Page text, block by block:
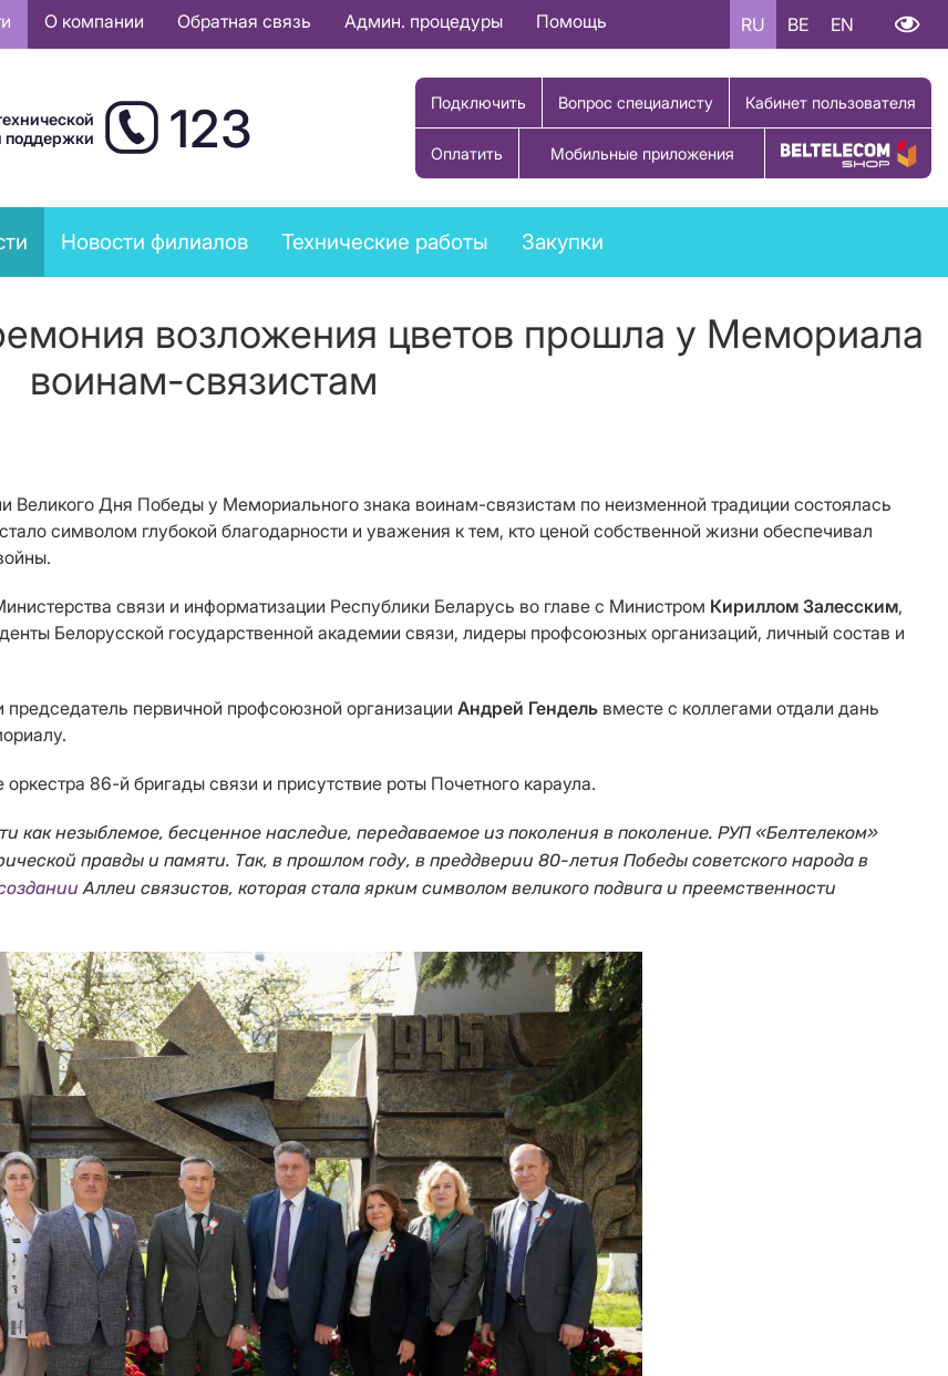
О компании Обратная связь Админ. процедуры Помощь RU BE EN
поддержки
123 Подключить Вопрос специалисту Кабинет пользователя
Оплатить Мобильные приложения Купить товар
Новости филиалов Технические работы Закупки
возложения цветов прошла у Мемориала
воинам-связистам
Великого Дня Победы у Мемориального знака воинам-связистам по неизменной традиции состоялась
символом глубокой благодарности и уважения к тем, кто ценой собственной жизни обеспечивал
связи и информатизации Республики Беларусь во главе с Министром Кириллом Залесским,
Белорусской государственной академии связи, лидеры профсоюзных организаций, личный состав и
председатель первичной профсоюзной организации Андрей Гендель вместе с коллегами отдали дань
86-й бригады связи и присутствие роты Почетного караула.
как незыблемое, бесценное наследие, передаваемое из поколения в поколение. РУП «Белтелеком»
правды и памяти. Так, в прошлом году, в преддверии 80-летия Победы советского народа в
Аллеи связистов, которая стала ярким символом великого подвига и преемственности